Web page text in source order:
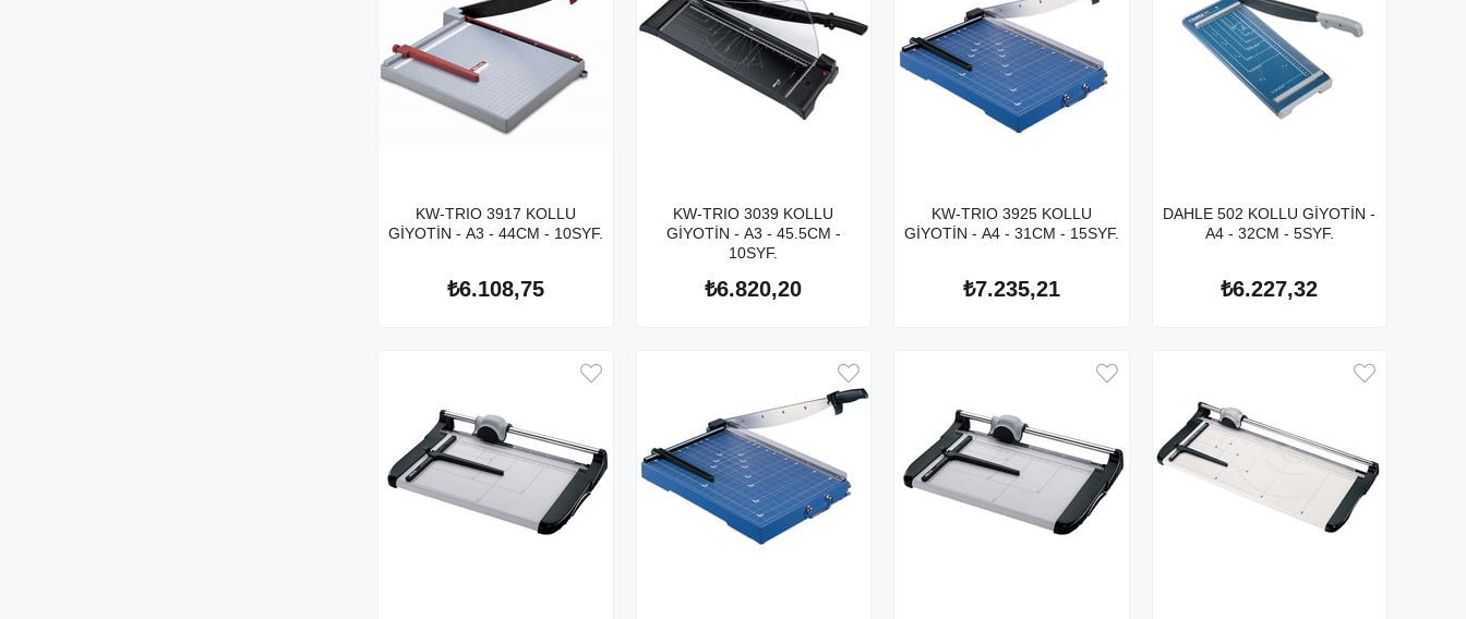
KW-TRIO 3917 KOLLU
GİYOTİN - A3 - 44CM - 10SYF.
₺6.108,75
KW-TRIO 3039 KOLLU
GİYOTİN - A3 - 45.5CM -
10SYF.
₺6.820,20
KW-TRIO 3925 KOLLU
GİYOTİN - A4 - 31CM - 15SYF.
₺7.235,21
DAHLE 502 KOLLU GİYOTİN -
A4 - 32CM - 5SYF.
₺6.227,32